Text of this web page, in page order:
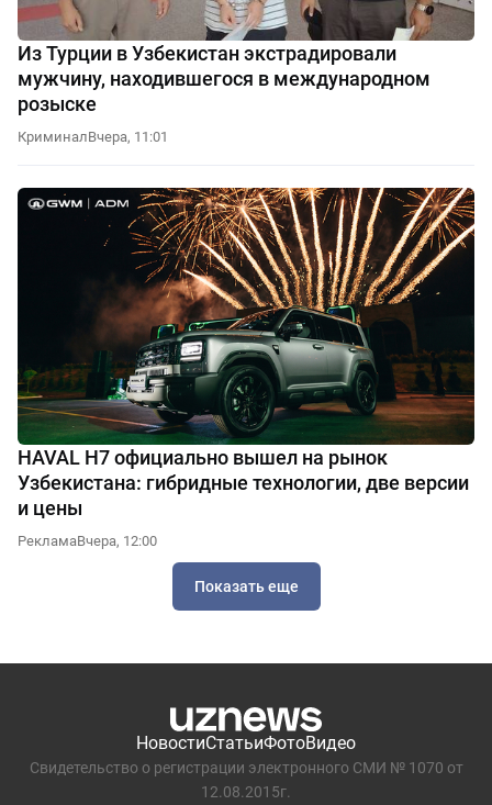
Из Турции в Узбекистан экстрадировали
мужчину, находившегося в международном
розыске
КриминалВчера, 11:01
HAVAL H7 официально вышел на рынок
Узбекистана: гибридные технологии, две версии
и цены
РекламаВчера, 12:00
Показать еще
НовостиСтатьиФотоВидео
Свидетельство о регистрации электронного СМИ № 1070 от
12.08.2015г.